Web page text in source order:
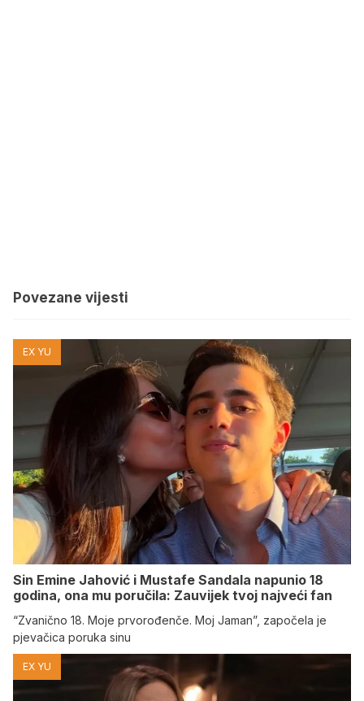
Povezane vijesti
EX YU
Sin Emine Jahović i Mustafe Sandala napunio 18
godina, ona mu poručila: Zauvijek tvoj najveći fan
“Zvanično 18. Moje prvorođenče. Moj Jaman”, započela je
pjevačica poruka sinu
EX YU